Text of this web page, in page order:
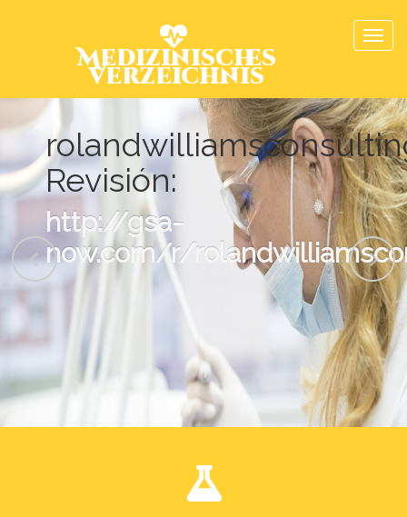
Medizinisches
Verzeichnis
Revisión:
http://gsa-
now.com/r/